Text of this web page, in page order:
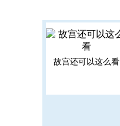
故宫还可以这么看